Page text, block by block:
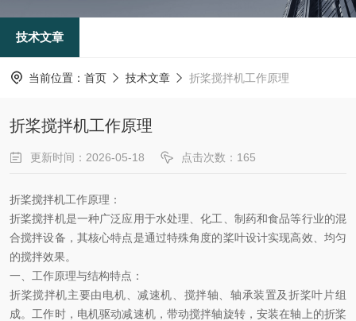
技术文章
当前位置： 首页 技术文章 折桨搅拌机工作原理
折桨搅拌机工作原理
更新时间：2026-05-18 点击次数：165
折桨搅拌机工作原理：
折桨搅拌机是一种广泛应用于水处理、化工、制药和食品等行业的混
合搅拌设备，其核心特点是通过特殊角度的桨叶设计实现高效、均匀
的搅拌效果。
一、工作原理与结构特点：
折桨搅拌机主要由‌电机、减速机、搅拌轴、轴承装置及折桨叶片‌组
成。工作时，电机驱动减速机，带动搅拌轴旋转，安装在轴上的折桨